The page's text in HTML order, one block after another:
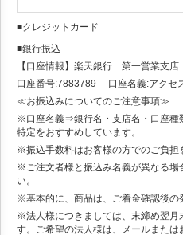
■クレジットカード
■銀行振込
【口座情報】楽天銀行 第一営業支
口座番号:7883789 口座名義:アクセ
≪お振込みについてのご注意事項≫
※口座名義⇒銀行名・支店名・口座種
特定をおすすめしています。
※振込手数料はお客様の方でのご負担
※ご注文者様と振込み名義が異なる場
い。
※基本的に、商品は、ご着金確認後の
※法人様につきましては、末締め翌月
す。ご希望の法人様は、メールまたは